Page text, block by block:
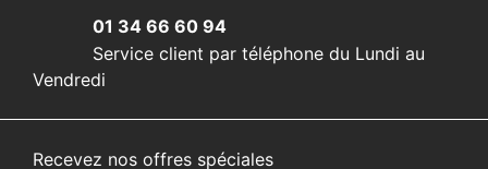
01 34 66 60 94
Service client par téléphone du Lundi au
Vendredi
Recevez nos offres spéciales